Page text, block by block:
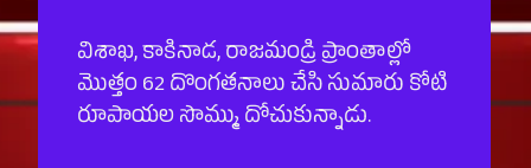
విశాఖ, కాకినాడ, రాజమండ్రి ప్రాంతాల్లో
మొత్తం 62 దొంగతనాలు చేసి సుమారు కోటి
రూపాయల సొమ్ము దోచుకున్నాడు.